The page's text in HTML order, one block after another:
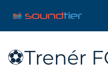
⚽Trenér